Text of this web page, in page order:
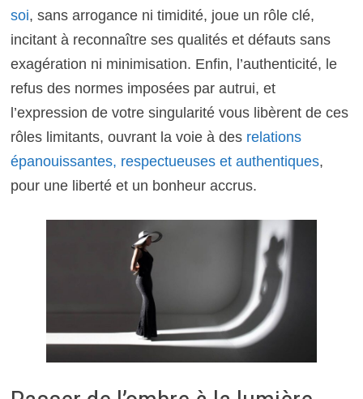
soi, sans arrogance ni timidité, joue un rôle clé,
incitant à reconnaître ses qualités et défauts sans
exagération ni minimisation. Enfin, l’authenticité, le
refus des normes imposées par autrui, et
l’expression de votre singularité vous libèrent de ces
rôles limitants, ouvrant la voie à des relations
épanouissantes, respectueuses et authentiques,
pour une liberté et un bonheur accrus.